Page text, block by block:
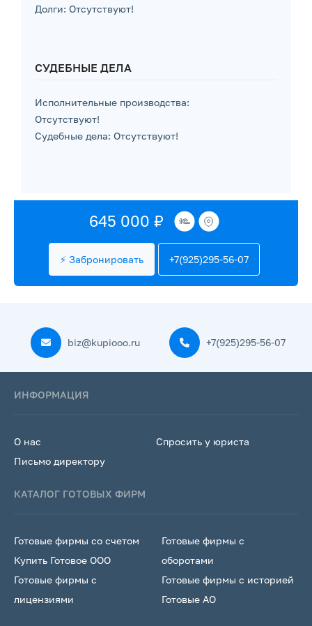
Долги: Отсутствуют!
СУДЕБНЫЕ ДЕЛА
Исполнительные производства:
Отсутствуют!
Судебные дела: Отсутствуют!
645 000 ₽
⚡ Забронировать +7(925)295-56-07
biz@kupiooo.ru +7(925)295-56-07
ИНФОРМАЦИЯ
О нас
Спросить у юриста
Письмо директору
КАТАЛОГ ГОТОВЫХ ФИРМ
Готовые фирмы со счетом
Купить Готовое ООО
Готовые фирмы с
лицензиями
Готовые фирмы с
оборотами
Готовые фирмы с историей
Готовые АО